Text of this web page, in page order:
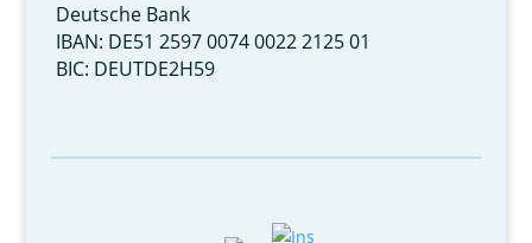
Deutsche Bank
IBAN: DE51 2597 0074 0022 2125 01
BIC: DEUTDE2H59